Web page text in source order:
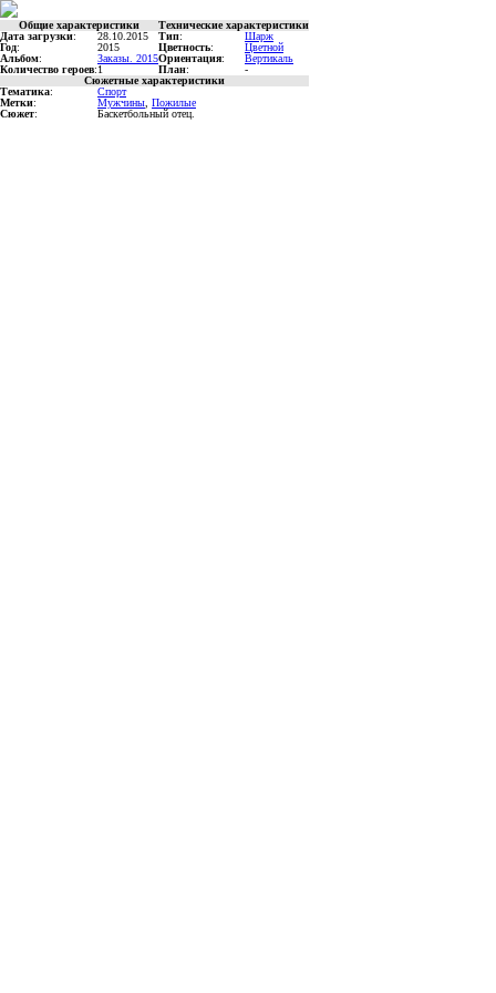
Общие характеристики
Технические характеристики
Дата загрузки: 28.10.2015 Тип:
Шарж
Год: 2015 Цветность:
Цветной
Альбом: Заказы. 2015Ориентация:
Вертикаль
Количество героев:1 План:
-
Сюжетные характеристики
Тематика:
Спорт
Метки: Мужчины Пожилые
Сюжет: Баскетбольный отец.